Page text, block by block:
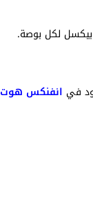
انفنكس هوت 11 بلاي